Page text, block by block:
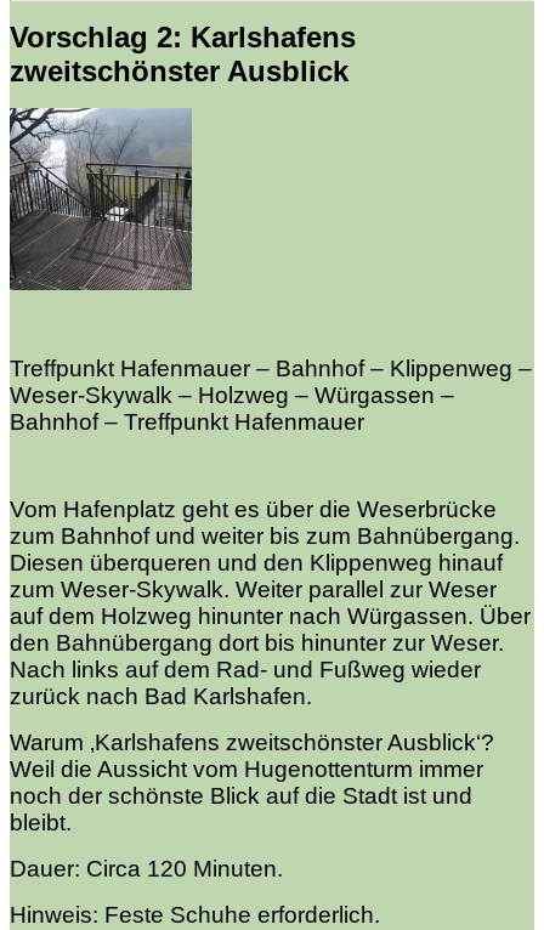
Vorschlag 2: Karlshafens
zweitschönster Ausblick
Treffpunkt Hafenmauer – Bahnhof – Klippenweg –
Weser-Skywalk – Holzweg – Würgassen –
Bahnhof – Treffpunkt Hafenmauer
Vom Hafenplatz geht es über die Weserbrücke
zum Bahnhof und weiter bis zum Bahnübergang.
Diesen überqueren und den Klippenweg hinauf
zum Weser-Skywalk. Weiter parallel zur Weser
auf dem Holzweg hinunter nach Würgassen. Über
den Bahnübergang dort bis hinunter zur Weser.
Nach links auf dem Rad- und Fußweg wieder
zurück nach Bad Karlshafen.
Warum ‚Karlshafens zweitschönster Ausblick‘?
Weil die Aussicht vom Hugenottenturm immer
noch der schönste Blick auf die Stadt ist und
bleibt.
Dauer: Circa 120 Minuten.
Hinweis: Feste Schuhe erforderlich.